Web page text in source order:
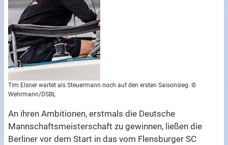
Tim Elsner wartet als Steuermann noch auf den ersten Saisonsieg. ©
Wehrmann/DSBL
An ihren Ambitionen, erstmals die Deutsche
Mannschaftsmeisterschaft zu gewinnen, ließen die
Berliner vor dem Start in das vom Flensburger SC